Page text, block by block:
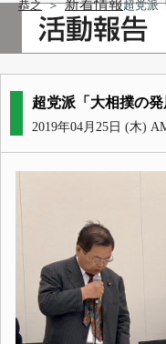
恭之 ＞ 新着情報超党派
超党派「大相撲の
2019年04月25日 (木)